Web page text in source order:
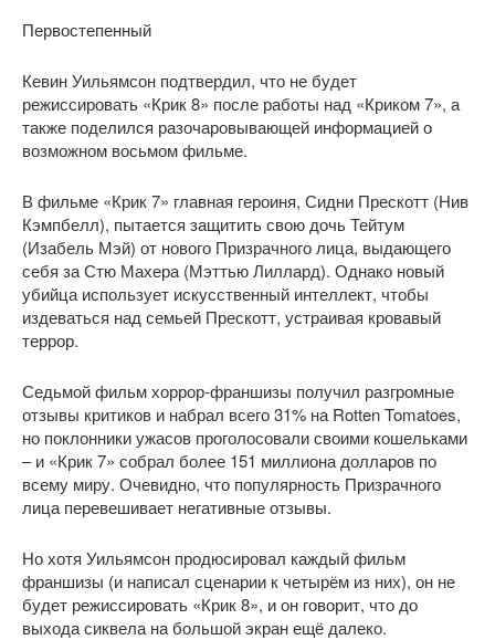
Первостепенный
Кевин Уильямсон подтвердил, что не будет
режиссировать «Крик 8» после работы над «Криком 7», а
также поделился разочаровывающей информацией о
возможном восьмом фильме.
В фильме «Крик 7» главная героиня, Сидни Прескотт (Нив
Кэмпбелл), пытается защитить свою дочь Тейтум
(Изабель Мэй) от нового Призрачного лица, выдающего
себя за Стю Махера (Мэттью Лиллард). Однако новый
убийца использует искусственный интеллект, чтобы
издеваться над семьей Прескотт, устраивая кровавый
террор.
Седьмой фильм хоррор-франшизы получил разгромные
отзывы критиков и набрал всего 31% на Rotten Tomatoes,
но поклонники ужасов проголосовали своими кошельками
– и «Крик 7» собрал более 151 миллиона долларов по
всему миру. Очевидно, что популярность Призрачного
лица перевешивает негативные отзывы.
Но хотя Уильямсон продюсировал каждый фильм
франшизы (и написал сценарии к четырём из них), он не
будет режиссировать «Крик 8», и он говорит, что до
выхода сиквела на большой экран ещё далеко.